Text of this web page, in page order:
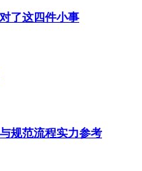
了这四件小事
规范流程实力参考